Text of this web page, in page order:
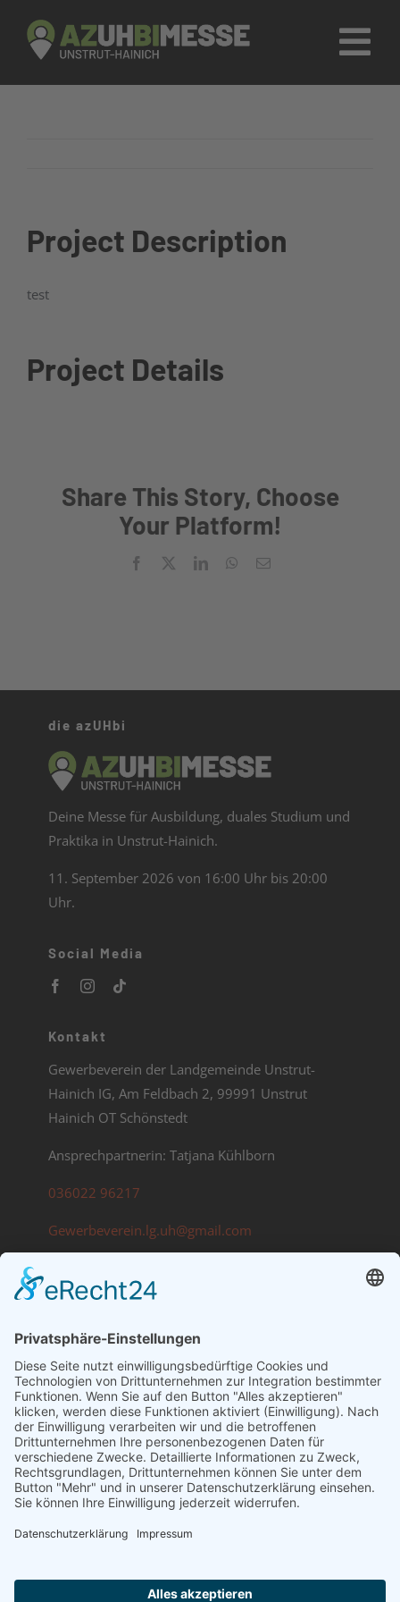
Inhalt
springen
Fahrplan
Social Media
Project Description
test
Project Details
Share This Story, Choose
Your Platform!
Facebook LinkedInWhatsApp
E-
die azUHbi
Deine Messe für Ausbildung, duales Studium und
Praktika in Unstrut-Hainich.
11. September 2026 von 16:00 Uhr bis 20:00
Uhr.
Social Media
Kontakt
Gewerbeverein der Landgemeinde Unstrut-
Hainich IG, Am Feldbach 2, 99991 Unstrut
Hainich OT Schönstedt
Ansprechpartnerin: Tatjana Kühlborn
036022 96217
Gewerbeverein.lg.uh@gmail.com
Information
Datenschutz
Kontakt
Übersicht Firmen (PDF-Download)
Übersicht Messestandorte (PDF-Download)
Busfahrplan (PDF-Download)